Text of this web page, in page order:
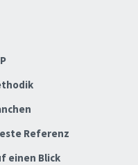
Referenz
einen Blick